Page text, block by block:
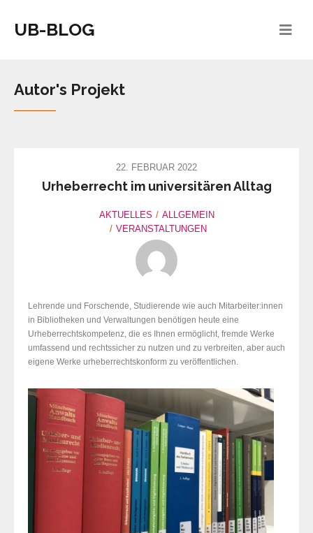
UB-BLOG
Autor's Projekt
22. FEBRUAR 2022
Urheberrecht im universitären Alltag
AKTUELLES
ALLGEMEIN
VERANSTALTUNGEN
Lehrende und Forschende, Studierende wie auch Mitarbeiter:innen
in Bibliotheken und Verwaltungen benötigen heute eine
Urheberrechtskompetenz, die es Ihnen ermöglicht, fremde Werke
umfassend und rechtssicher zu nutzen und zu verbreiten, aber auch
eigene Werke urheberrechtskonform zu veröffentlichen.